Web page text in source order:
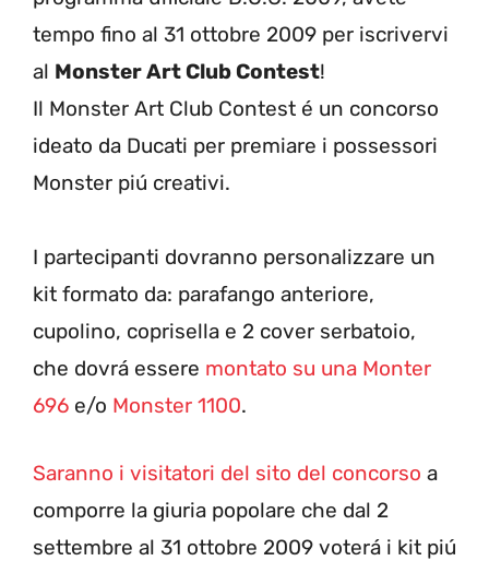
tempo fino al 31 ottobre 2009 per iscrivervi
al Monster Art Club Contest!
Il Monster Art Club Contest é un concorso
ideato da Ducati per premiare i possessori
Monster piú creativi.
I partecipanti dovranno personalizzare un
kit formato da: parafango anteriore,
cupolino, coprisella e 2 cover serbatoio,
che dovrá essere montato su una Monter
696 e/o Monster 1100.
Saranno i visitatori del sito del concorso a
comporre la giuria popolare che dal 2
settembre al 31 ottobre 2009 voterá i kit piú